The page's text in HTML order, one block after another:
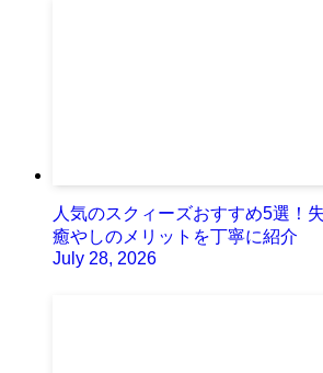
人気のスクィーズおすすめ5選！
癒やしのメリットを丁寧に紹介
July 28, 2026